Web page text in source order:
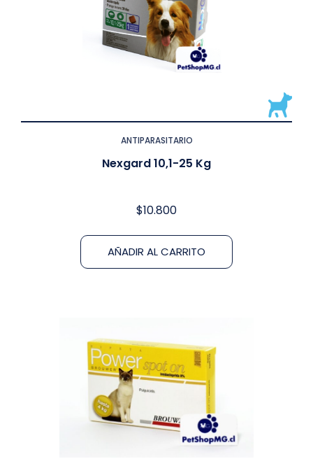
ANTIPARASITARIO
Nexgard 10,1-25 Kg
$10.800
AÑADIR AL CARRITO